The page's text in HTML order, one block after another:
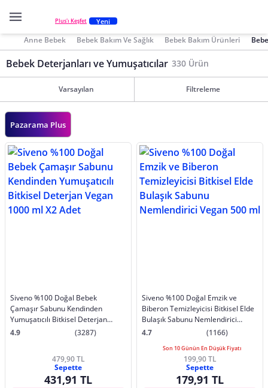
Plus'ı Keşfet Yeni
Anne Bebek Bebek Bakım Ve Sağlık Bebek Bakım Ürünleri
Bebek Deterjanları ve Yumuşatıcılar 330 Ürün
Varsayılan Filtreleme
Pazarama Plus
Siveno %100 Doğal Bebek
Çamaşır Sabunu Kendinden
Yumuşatıcılı Bitkisel Deterjan
Vegan 1000 ml X2 Adet
4.9 (3287)
479,90 TL
Sepette
431,91 TL
Siveno %100 Doğal Emzik ve
Biberon Temizleyicisi Bitkisel Elde
Bulaşık Sabunu Nemlendirici
Vegan 500 ml
4.7 (1166)
Son 10 Günün En Düşük Fiyatı
199,90 TL
Sepette
179,91 TL